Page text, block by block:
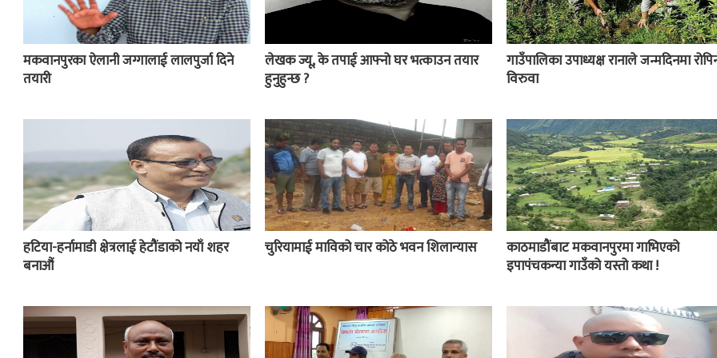
मकवानपुरका ऐलानी जग्गालाई लालपुर्जा दिने
तयारी
लेखक ज्यू, के तपाई आफ्नो घर भत्काउन तयार
हुनुहुन्छ ?
गाउँपालिका उपाध्यक्ष रानाले जन्मदिनमा
विरुवा
हटिया-हर्नामाडी क्षेत्रलाई हेटौंडाको नयाँ शहर
बनाऔं
चुरियामाई माविको चार कोठे भवन शिलान्यास
काठमाडौंबाट मकवानपुरमा गाभिएको
इपापंचकन्या गाउँको यस्तो कथा !